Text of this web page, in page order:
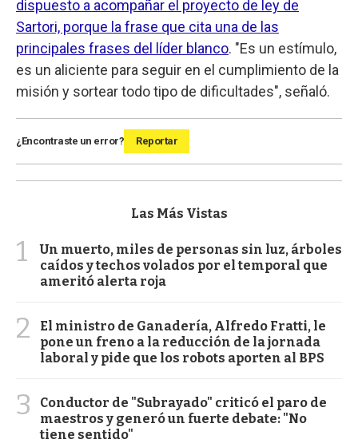
dispuesto a acompañar el proyecto de ley de
Sartori, porque la frase que cita una de las
principales frases del líder blanco. "Es un estímulo,
es un aliciente para seguir en el cumplimiento de la
misión y sortear todo tipo de dificultades", señaló.
¿Encontraste un error? Reportar
Las Más Vistas
1
Un muerto, miles de personas sin luz, árboles
caídos y techos volados por el temporal que
ameritó alerta roja
2
El ministro de Ganadería, Alfredo Fratti, le
pone un freno a la reducción de la jornada
laboral y pide que los robots aporten al BPS
3
Conductor de "Subrayado" criticó el paro de
maestros y generó un fuerte debate: "No
tiene sentido"